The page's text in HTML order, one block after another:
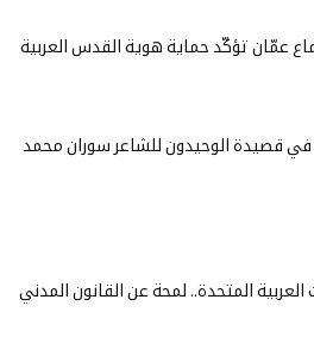
عمّان تؤكّد حماية هوية القدس العربية
في قصيدة الوحيدون للشاعر سوران محمد
العربية المتحدة.. لمحة عن القانون المدني